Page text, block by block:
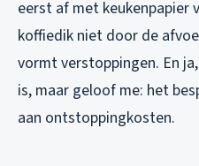
eerst af met keukenpapier
koffiedik niet door de
vormt verstoppingen. En
is, maar geloof me: het
aan ontstoppingkosten.